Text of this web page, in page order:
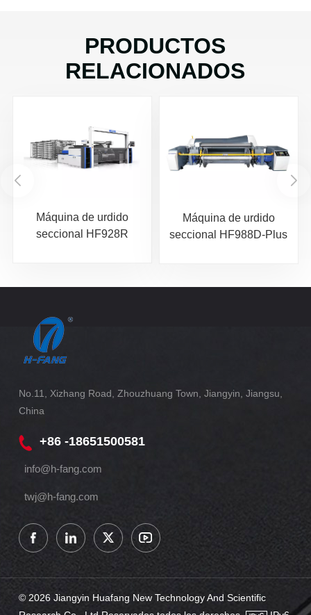
PRODUCTOS
RELACIONADOS
Máquina de urdido
seccional HF928R
Máquina de urdido
seccional HF988D-Plus
No.11, Xizhang Road, Zhouzhuang Town, Jiangyin, Jiangsu,
China
+86 -18651500581
info@h-fang.com
twj@h-fang.com
© 2026 Jiangyin Huafang New Technology And Scientific